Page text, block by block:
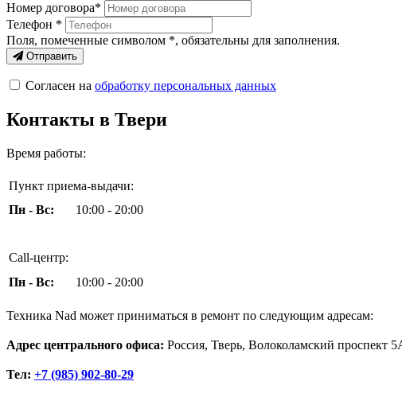
Номер договора*
Телефон *
Поля, помеченные символом *, обязательны для заполнения.
Отправить
Согласен на обработку персональных данных
Контакты в Твери
Время работы:
Пункт приема-выдачи:
Пн - Вс:
10:00 - 20:00
Call-центр:
Пн - Вс:
10:00 - 20:00
Техника Nad может приниматься в ремонт по следующим адресам:
Адрес центрального офиса: Россия, Тверь, Волоколамский проспект
Тел: +7 (985) 902-80-29